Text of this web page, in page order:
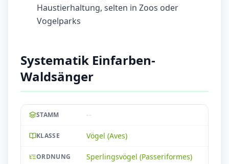
Haustierhaltung, selten in Zoos oder
Vogelparks
Systematik Einfarben-
Waldsänger
STAMM --
KLASSE Vögel (Aves)
ORDNUNG Sperlingsvögel (Passeriformes)